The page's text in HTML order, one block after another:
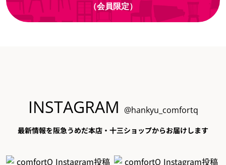
（会員限定）
INSTAGRAM @hankyu_comfortq
最新情報を阪急うめだ本店・十三ショップからお届けします